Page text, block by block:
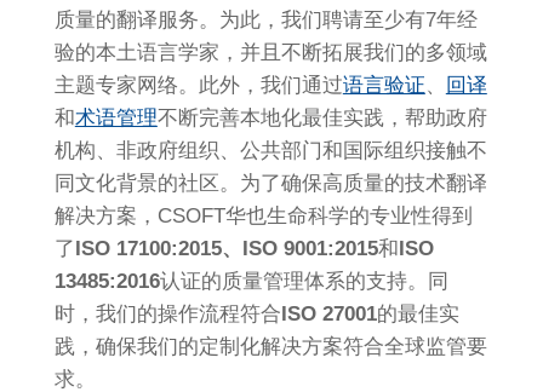
质量的翻译服务。为此，我们聘请至少有7年经
验的本土语言学家，并且不断拓展我们的多领域
主题专家网络。此外，我们通过语言验证
回译
和术语管理不断完善本地化最佳实践，帮助政府
机构、非政府组织、公共部门和国际组织接触不
同文化背景的社区。为了确保高质量的技术翻译
解决方案，CSOFT华也生命科学的专业性得到
了ISO 17100:2015、ISO 9001:2015和ISO
13485:2016认证的质量管理体系的支持。同
时，我们的操作流程符合ISO 27001的最佳实
践，确保我们的定制化解决方案符合全球监管要
求。